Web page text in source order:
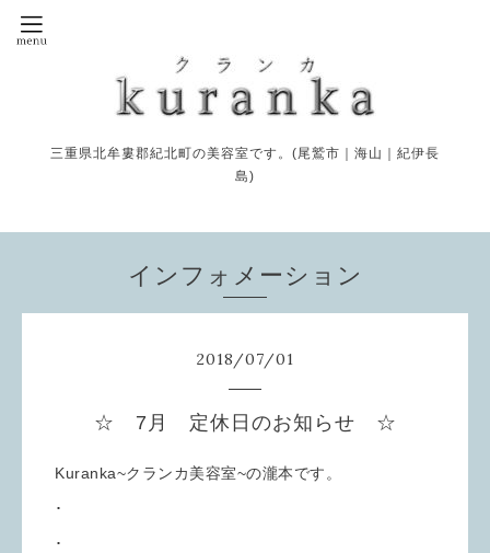
三重県北牟婁郡紀北町の美容室です。(尾鷲市｜海山｜紀伊長
島)
インフォメーション
2018/07/01
☆ 7月 定休日のお知らせ ☆
Kuranka~クランカ美容室~の瀧本です。
･
･